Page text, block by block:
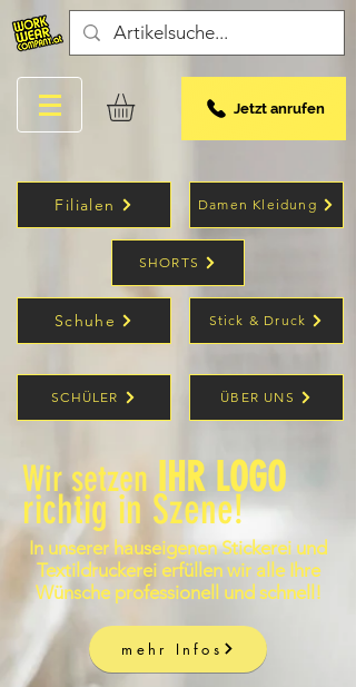
Jetzt anrufen
Filialen Damen Kleidung
SHORTS
Schuhe Stick & Druck
SCHÜLER ÜBER UNS
Wir setzen IHR LOGO
richtig in Szene!
In unserer hauseigenen Stickerei und
Textildruckerei erfüllen wir alle Ihre
Wünsche professionell und schnell!
mehr Infos